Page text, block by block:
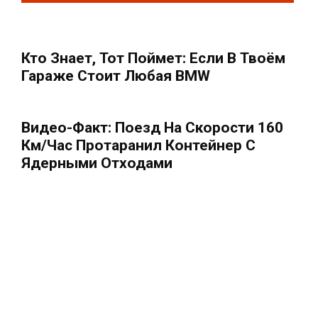
Кто Знает, Тот Поймет: Если В Твоём
Гараже Стоит Любая BMW
Видео-Факт: Поезд На Скорости 160
Км/час Протаранил Контейнер С
Ядерными Отходами